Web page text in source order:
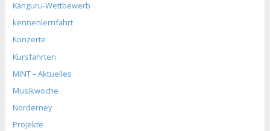
Känguru-Wettbewerb
kennenlernfahrt
Konzerte
Kursfahrten
MINT – Aktuelles
Musikwoche
Norderney
Projekte